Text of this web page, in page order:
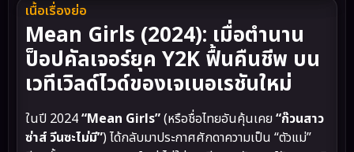
เนื้อเรื่องย่อ
Mean Girls (2024): เมื่อตำนาน
ป็อปคัลเจอร์ยุค Y2K ฟื้นคืนชีพ บน
เวทีเวิลด์ไวด์ของเจเนอเรชันใหม่
ในปี 2024“Mean Girls”(หรือชื่อไทยอันคุ้นเคย“ก๊วนสาว
ซ่าส์ วีนซะไม่มี”) ได้กลับมาประกาศศักดาความเป็น “ตัวแม่”